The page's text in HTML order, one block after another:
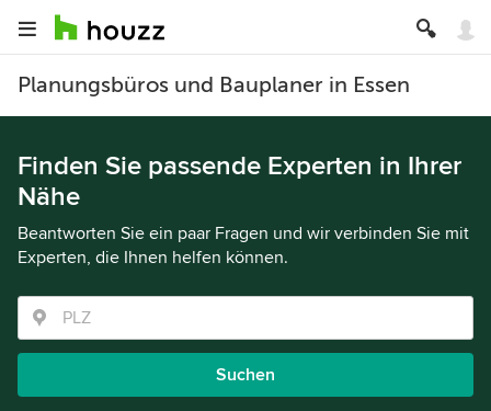
Planungsbüros und Bauplaner in Essen
Finden Sie passende Experten in Ihrer
Nähe
Beantworten Sie ein paar Fragen und wir verbinden Sie mit
Experten, die Ihnen helfen können.
Suchen